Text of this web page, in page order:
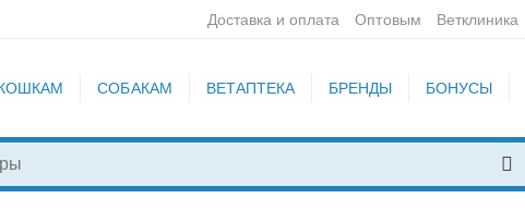
Доставка и оплата Оптовым Ветклиника
СОБАКАМ ВЕТАПТЕКА БРЕНДЫ БОНУСЫ